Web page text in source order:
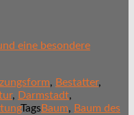
eine besondere
, Bestatter,
, Darmstadt,
TagsBaum, Baum des